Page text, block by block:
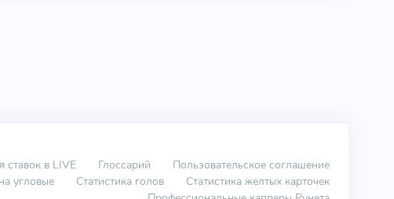
ставок в LIVE Глоссарий
Пользовательское соглашение
угловые Статистика голов
Статистика желтых карточек